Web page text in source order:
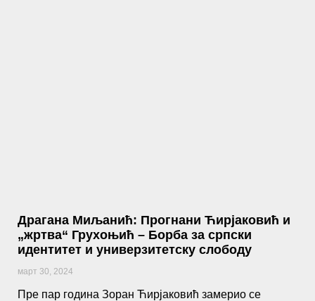
Драгана Миљанић: Прогнани Ћирјаковић и
„жртва“ Грухоњић – Борба за српски
идентитет и универзитетску слободу
март 30, 2024
Пре пар година Зоран Ћирјаковић замерио се